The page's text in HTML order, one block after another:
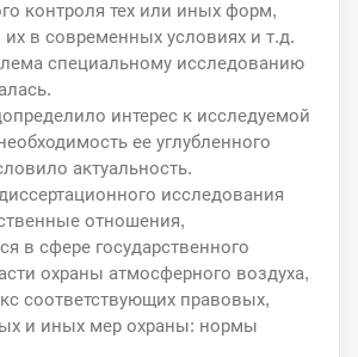
контроля тех или иных форм,
в современных условиях и т.д.
специальному исследованию
интерес к исследуемой
ее углубленного
актуальность.
исследования
отношения,
в сфере государственного
охраны атмосферного воздуха,
соответствующих правовых,
и иных мер охраны: нормы